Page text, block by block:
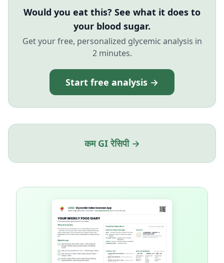
Would you eat this? See what it does to
your blood sugar.
Get your free, personalized glycemic analysis in
2 minutes.
Start free analysis →
कम GI रेसिपी →